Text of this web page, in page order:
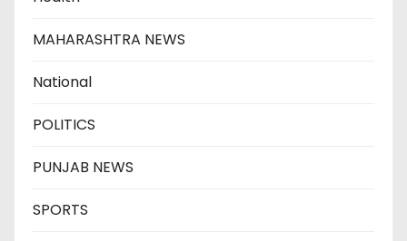
MAHARASHTRA NEWS
National
POLITICS
PUNJAB NEWS
SPORTS